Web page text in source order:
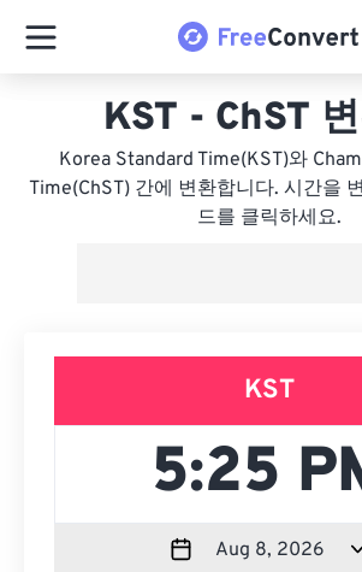
KST - ChST 변
Korea Standard Time(KST)와
Time(ChST) 간에 변환합니다. 시간을
드를 클릭하세요.
KST